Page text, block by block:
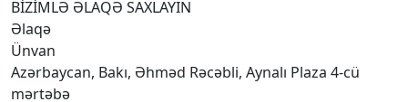
BİZİMLƏ ƏLAQƏ SAXLAYIN
Əlaqə
Ünvan
Azərbaycan, Bakı, Əhməd Rəcəbli, Aynalı Plaza 4-cü
mərtəbə